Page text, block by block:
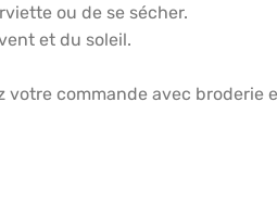
ou de se sécher.
et du soleil.
votre commande avec broderie